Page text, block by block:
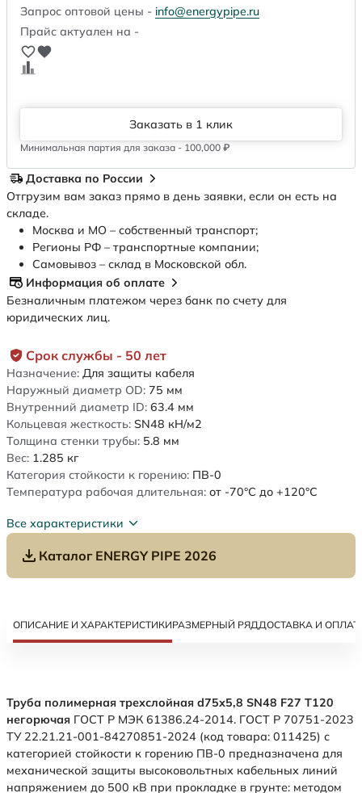
Срок службы - 50 лет
Назначение: Для защиты кабеля
Наружный диаметр OD: 75 мм
Внутренний диаметр ID: 63.4 мм
Кольцевая жесткость: SN48 кН/м2
Толщина стенки трубы: 5.8 мм
Вес: 1.285 кг
Категория стойкости к горению: ПВ-0
Температура рабочая длительная: от -70°C до +120°C
Все характеристики
Каталог ENERGY PIPE 2026
Запрос оптовой цены - info@energypipe.ru
Прайс актуален на -
Заказать в 1 клик
Минимальная партия для заказа - 100,000 ₽
Доставка по России
Отгрузим вам заказ прямо в день заявки, если он есть на
складе.
Москва и МО – собственный транспорт;
Регионы РФ – транспортные компании;
Самовывоз – склад в Московской обл.
Информация об оплате
Безналичным платежом через банк по счету для
юридических лиц.
ОПИСАНИЕ И ХАРАКТЕРИСТИКИРАЗМЕРНЫЙ РЯДДОСТАВКА И
Труба полимерная трехслойная d75х5,8 SN48 F27 Т120
негорючая ГОСТ Р МЭК 61386.24-2014. ГОСТ Р 70751-2023
ТУ 22.21.21-001-84270851-2024 (код товара: 011425) с
категорией стойкости к горению ПВ-0 предназначена для
механической защиты высоковольтных кабельных линий
напряжением до 500 кВ при прокладке в грунте: методом